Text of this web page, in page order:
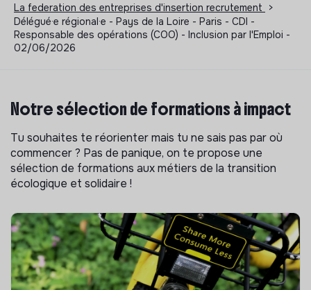
La federation des entreprises d'insertion recrutement
>
Délégué·e régional·e - Pays de la Loire - Paris - CDI -
Responsable des opérations (COO) - Inclusion par l'Emploi -
02/06/2026
Notre sélection de formations à impact
Tu souhaites te réorienter mais tu ne sais pas par où
commencer ? Pas de panique, on te propose une
sélection de formations aux métiers de la transition
écologique et solidaire !